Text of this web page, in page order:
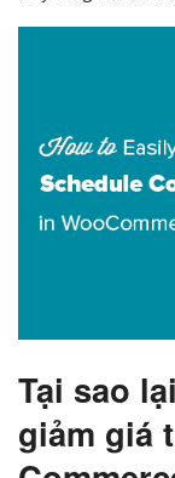
Tại sao
giảm giá